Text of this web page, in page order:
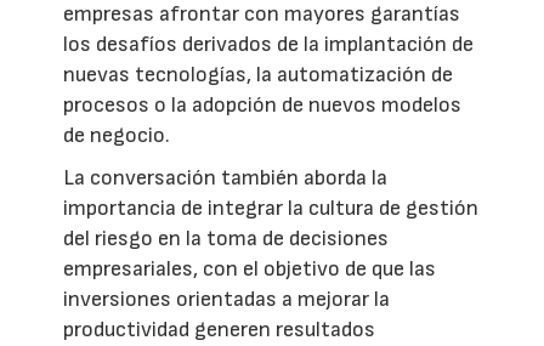
empresas afrontar con mayores garantías
los desafíos derivados de la implantación de
nuevas tecnologías, la automatización de
procesos o la adopción de nuevos modelos
de negocio.
La conversación también aborda la
importancia de integrar la cultura de gestión
del riesgo en la toma de decisiones
empresariales, con el objetivo de que las
inversiones orientadas a mejorar la
productividad generen resultados